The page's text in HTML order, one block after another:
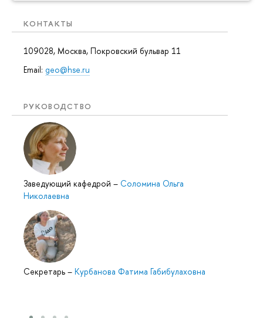
КОНТАКТЫ
109028, Москва, Покровский бульвар 11
Email: geo@hse.ru
РУКОВОДСТВО
Заведующий кафедрой – Соломина Ольга
Николаевна
Секретарь – Курбанова Фатима Габибулаховна